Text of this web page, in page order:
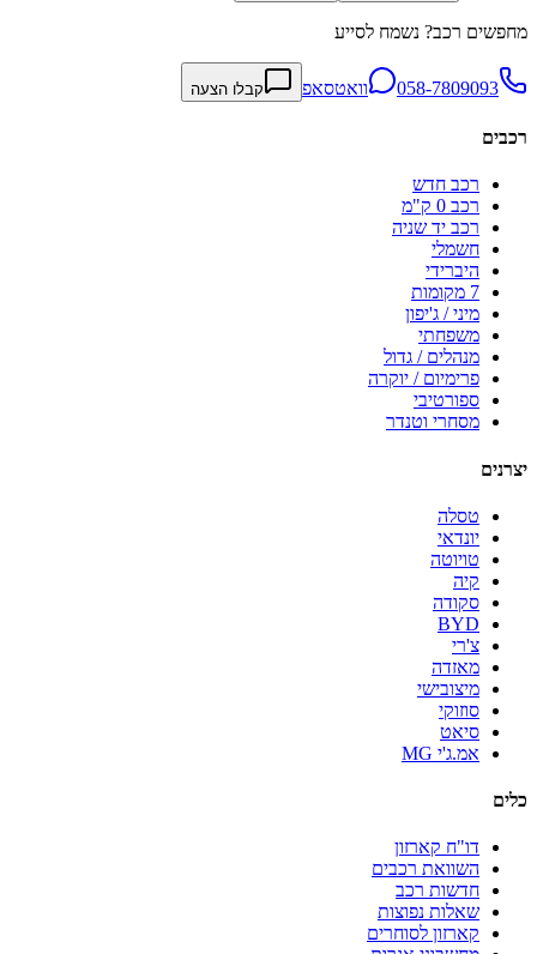
מחפשים רכב? נשמח לסייע
058-7809093 וואטסאפ קבלו הצעה
רכבים
רכב חדש
רכב 0 ק"מ
רכב יד שניה
חשמלי
היברידי
7 מקומות
מיני / ג'יפון
משפחתי
מנהלים / גדול
פרימיום / יוקרה
ספורטיבי
מסחרי וטנדר
יצרנים
טסלה
יונדאי
טויוטה
קיה
סקודה
BYD
צ'רי
מאזדה
מיצובישי
סוזוקי
סיאט
אמ.ג'י MG
כלים
דו"ח קארזון
השוואת רכבים
חדשות רכב
שאלות נפוצות
קארזון לסוחרים